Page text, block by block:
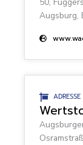
Augsburg,
ADRESSE